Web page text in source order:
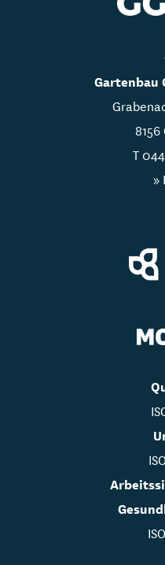
Gartenbau
T
»